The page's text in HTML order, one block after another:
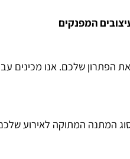
המפנקים
שלכם. אנו מכינים
המתוקה לאירוע שלכם,